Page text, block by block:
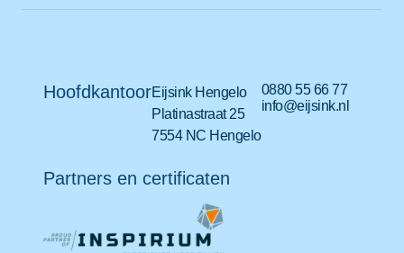
HoofdkantoorEijsink Hengelo
Platinastraat 25
7554 NC Hengelo
0880 55 66 77
info@eijsink.nl
Partners en certificaten